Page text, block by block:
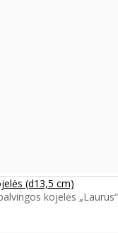
(d13,5 cm)
kojelės